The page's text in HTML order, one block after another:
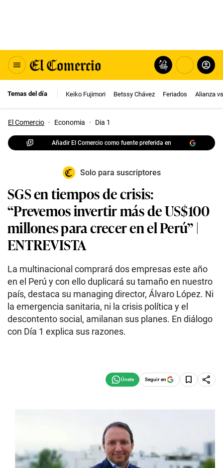
Temas del día Keiko Fujimori Betssy Chávez Feriados Alianza
El Comercio · Economia · Dia 1
Añadir El Comercio como fuente preferida en
Solo para suscriptores
SGS en tiempos de crisis:
“Prevemos invertir más de US$100
millones para crecer en el Perú” |
ENTREVISTA
La multinacional comprará dos empresas este año
en el Perú y con ello duplicará su tamaño en nuestro
país, destaca su managing director, Álvaro López. Ni
la emergencia sanitaria, ni la crisis política y el
descontento social, amilanan sus planes. En diálogo
con Día 1 explica sus razones.
Seguir en